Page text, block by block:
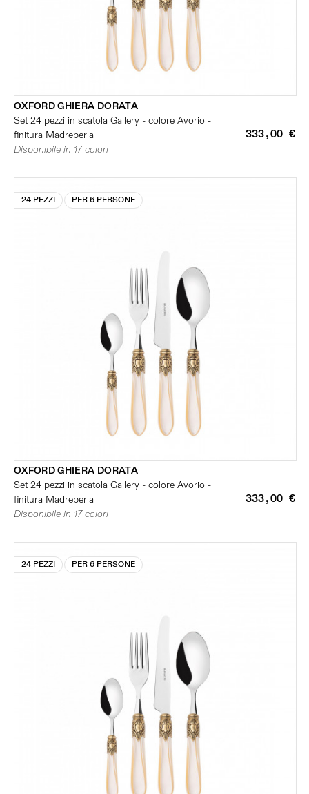
OXFORD GHIERA DORATA
Set 24 pezzi in scatola Gallery - colore Avorio -
finitura Madreperla
333,00 €
Disponibile in 17 colori
24 PEZZI PER 6 PERSONE
OXFORD GHIERA DORATA
Set 24 pezzi in scatola Gallery - colore Avorio -
finitura Madreperla
333,00 €
Disponibile in 17 colori
24 PEZZI PER 6 PERSONE